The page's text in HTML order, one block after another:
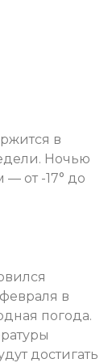
в
Ночью
— от -17° до
в
погода.
достигать